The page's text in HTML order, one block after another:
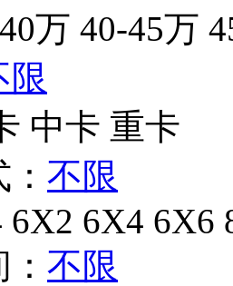
万 40-45万
限
中卡 重卡
不限
6X2 6X4 6X6
不限